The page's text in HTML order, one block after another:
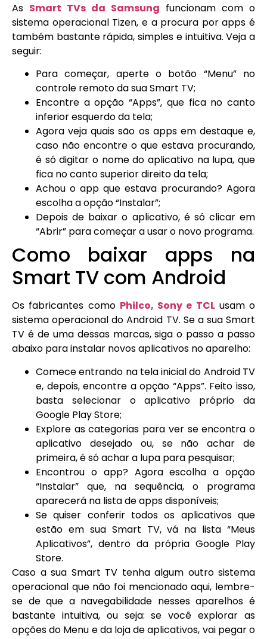
As Smart TVs da Samsung funcionam com o
sistema operacional Tizen, e a procura por apps é
também bastante rápida, simples e intuitiva. Veja a
seguir:
Para começar, aperte o botão “Menu” no
controle remoto da sua Smart TV;
Encontre a opção “Apps”, que fica no canto
inferior esquerdo da tela;
Agora veja quais são os apps em destaque e,
caso não encontre o que estava procurando,
é só digitar o nome do aplicativo na lupa, que
fica no canto superior direito da tela;
Achou o app que estava procurando? Agora
escolha a opção “Instalar”;
Depois de baixar o aplicativo, é só clicar em
“Abrir” para começar a usar o novo programa.
Como baixar apps na
Smart TV com Android
Os fabricantes como Philco, Sony e TCLusam o
sistema operacional do Android TV. Se a sua Smart
TV é de uma dessas marcas, siga o passo a passo
abaixo para instalar novos aplicativos no aparelho:
Comece entrando na tela inicial do Android TV
e, depois, encontre a opção “Apps”. Feito isso,
basta selecionar o aplicativo próprio da
Google Play Store;
Explore as categorias para ver se encontra o
aplicativo desejado ou, se não achar de
primeira, é só achar a lupa para pesquisar;
Encontrou o app? Agora escolha a opção
“Instalar” que, na sequência, o programa
aparecerá na lista de apps disponíveis;
Se quiser conferir todos os aplicativos que
estão em sua Smart TV, vá na lista “Meus
Aplicativos”, dentro da própria Google Play
Store.
Caso a sua Smart TV tenha algum outro sistema
operacional que não foi mencionado aqui, lembre-
se de que a navegabilidade nesses aparelhos é
bastante intuitiva, ou seja: se você explorar as
opções do Menu e da loja de aplicativos, vai pegar o